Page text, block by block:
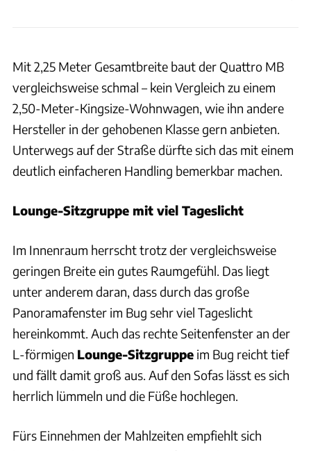
Mit 2,25 Meter Gesamtbreite baut der Quattro MB
vergleichsweise schmal – kein Vergleich zu einem
2,50-Meter-Kingsize-Wohnwagen, wie ihn andere
Hersteller in der gehobenen Klasse gern anbieten.
Unterwegs auf der Straße dürfte sich das mit einem
deutlich einfacheren Handling bemerkbar machen.
Lounge-Sitzgruppe mit viel Tageslicht
Im Innenraum herrscht trotz der vergleichsweise
geringen Breite ein gutes Raumgefühl. Das liegt
unter anderem daran, dass durch das große
Panoramafenster im Bug sehr viel Tageslicht
hereinkommt. Auch das rechte Seitenfenster an der
L-förmigen Lounge-Sitzgruppe im Bug reicht tief
und fällt damit groß aus. Auf den Sofas lässt es sich
herrlich lümmeln und die Füße hochlegen.
Fürs Einnehmen der Mahlzeiten empfiehlt sich